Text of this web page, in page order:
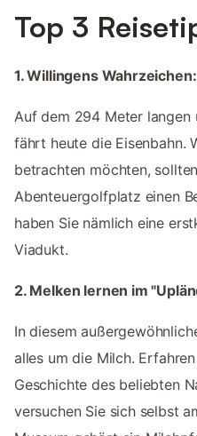
Top 3
1. Willingens
Auf dem 294 Meter langen
fährt heute die Eisenbahn.
betrachten möchten,
Abenteuergolfplatz einen
haben Sie nämlich eine
Viadukt.
2. Melken lernen im
In diesem
alles um die Milch.
Geschichte des beliebten
versuchen Sie sich selbst